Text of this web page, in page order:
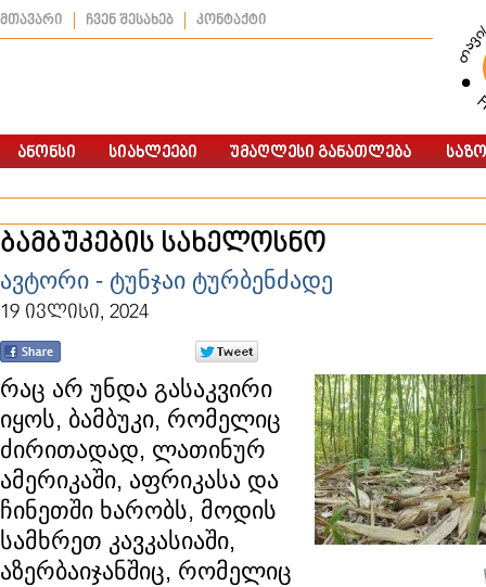
მთავარი ჩვენ შესახებ კონტაქტი
ბამბუკების სახელოსნო
ავტორი - ტუნჯაი ტურბენძადე
19 ივლისი, 2024
რაც არ უნდა გასაკვირი
იყოს, ბამბუკი, რომელიც
ძირითადად, ლათინურ
ამერიკაში, აფრიკასა და
ჩინეთში ხარობს, მოდის
სამხრეთ კავკასიაში,
აზერბაიჯანშიც, რომელიც